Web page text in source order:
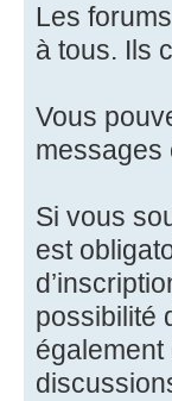
Les
à tous. Ils
Vous
messages
Si vous
est
possibilité